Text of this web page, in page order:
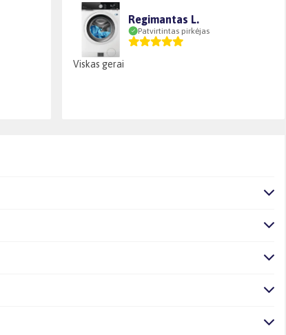
Regimantas L.
Patvirtintas pirkėjas
Viskas gerai